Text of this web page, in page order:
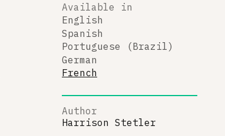
Available in
English
Spanish
Portuguese (Brazil)
German
French
Author
Harrison Stetler